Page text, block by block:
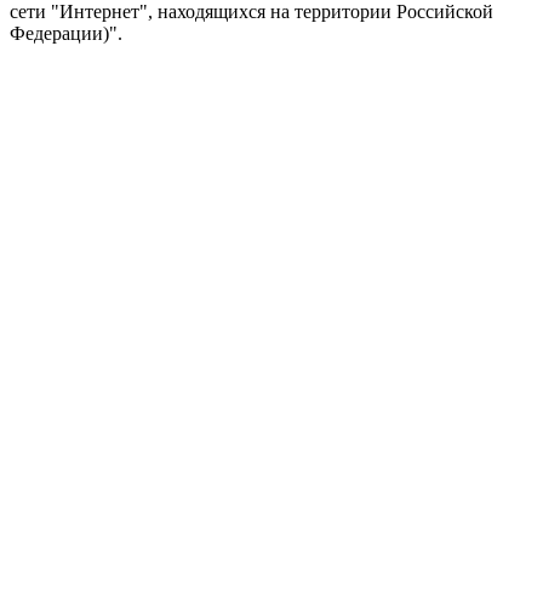
сети "Интернет", находящихся на территории Российской
Федерации)".